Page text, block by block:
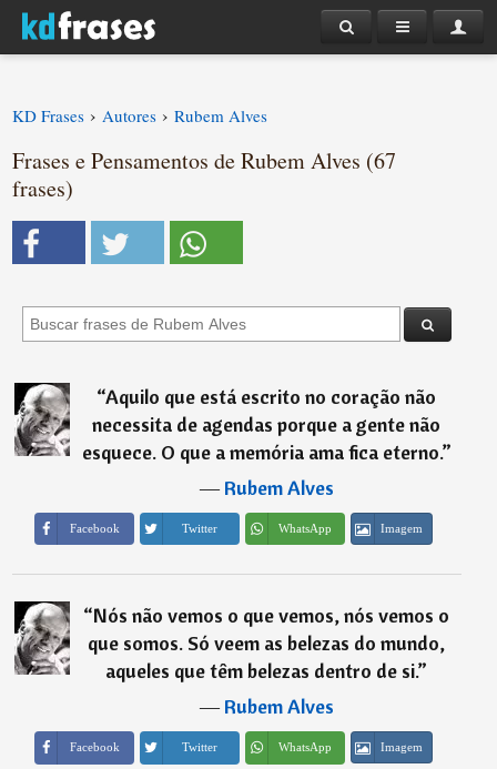
KD Frases › Autores › Rubem Alves
Frases e Pensamentos de Rubem Alves (67
frases)
“Aquilo que está escrito no coração não
necessita de agendas porque a gente não
esquece. O que a memória ama fica eterno.”
―Rubem Alves
Facebook Twitter WhatsApp Imagem
“Nós não vemos o que vemos, nós vemos o
que somos. Só veem as belezas do mundo,
aqueles que têm belezas dentro de si.”
―Rubem Alves
Facebook Twitter WhatsApp Imagem